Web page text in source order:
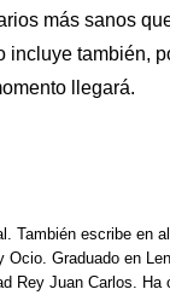
más sanos
incluye también,
llegará.
También escribe en
Ocio. Graduado en
Rey Juan Carlos.